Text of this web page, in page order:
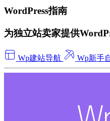
WordPress指南
为独立站卖家提供
Wp建站导航 Wp新手